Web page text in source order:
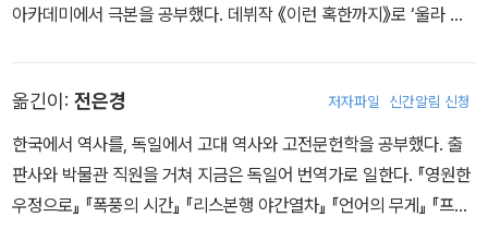
자리에서 일어나 통로에 섰다.
의 벌어진 틈새가 눈에 들어왔다.
집에 도착한 구스타프는 건물 앞 계단에 앉아 머리를 무릎에 대고 생
각에 잠겼다. 문이 미소 짓던 모습을, 그리고 앞니 사이의 틈새를 떠올
렸다. 그 틈새로 휘파람 소리를 잘 내겠지?
문에게서만 나는 냄새도 있었다.
“모르겠어, 너는?”
“나도 몰라. 내 생각에 결혼할 때는 사랑과 존경 말고 뭔가 아주 다른
걸 약속해야 할 것 같아. 사랑과 존경이라는 말을 들으면 겁부터 나거
든. 언젠가 결혼한다면 상대방이 나에게 제일 맛있는 체리를 남겨 주
아카데미에서 극본을 공부했다. 데뷔작 《이런 혹한까지》로 ‘울라 한
대를 받는 신인 작가이다.
옮긴이: 전은경 저자파일 신간알림 신청
한국에서 역사를, 독일에서 고대 역사와 고전문헌학을 공부했다. 출
판사와 박물관 직원을 거쳐 지금은 독일어 번역가로 일한다. 『영원한
우정으로』 『폭풍의 시간』 『리스본행 야간열차』 『언어의 무게』 『프랭